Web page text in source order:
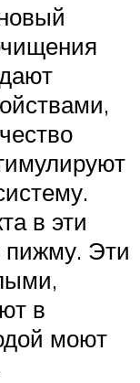
в эти
пижму. Эти
в
моют